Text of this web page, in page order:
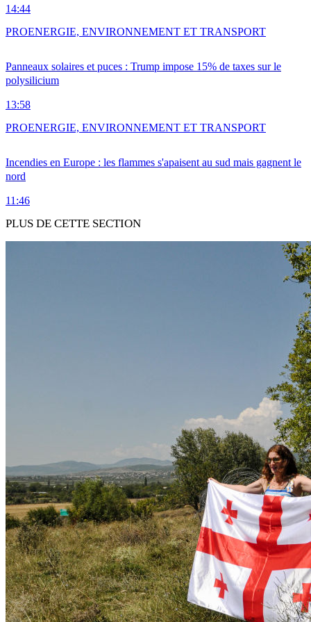
14:44
Panneaux solaires et puces : Trump impose 15% de taxes sur le
polysilicium
13:58
PROENERGIE, ENVIRONNEMENT ET TRANSPORT
Incendies en Europe : les flammes s'apaisent au sud mais gagnent le
nord
11:46
PROENERGIE, ENVIRONNEMENT ET TRANSPORT
PLUS DE CETTE SECTION